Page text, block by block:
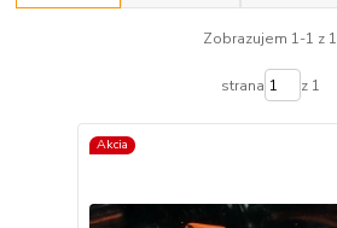
Zobrazujem 1-1 z 1
strana z 1
Akcia